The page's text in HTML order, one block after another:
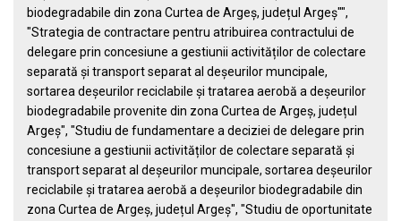
biodegradabile din zona Curtea de Argeș, județul Argeș"",
"Strategia de contractare pentru atribuirea contractului de
delegare prin concesiune a gestiunii activităților de colectare
separată și transport separat al deșeurilor muncipale,
sortarea deșeurilor reciclabile și tratarea aerobă a deșeurilor
biodegradabile provenite din zona Curtea de Argeș, județul
Argeș", "Studiu de fundamentare a deciziei de delegare prin
concesiune a gestiunii activităților de colectare separată și
transport separat al deșeurilor muncipale, sortarea deșeurilor
reciclabile și tratarea aerobă a deșeurilor biodegradabile din
zona Curtea de Argeș, județul Argeș", "Studiu de oportunitate